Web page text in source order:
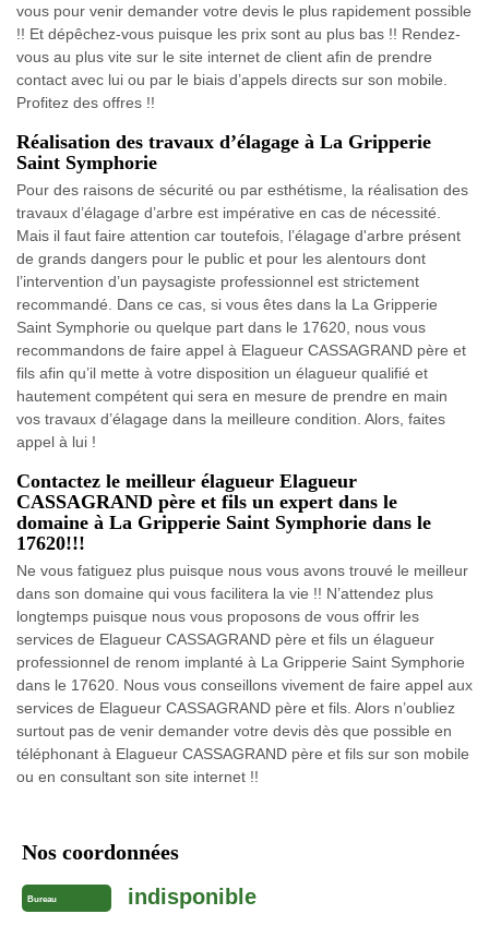
vous pour venir demander votre devis le plus rapidement possible
!! Et dépêchez-vous puisque les prix sont au plus bas !! Rendez-
vous au plus vite sur le site internet de client afin de prendre
contact avec lui ou par le biais d’appels directs sur son mobile.
Profitez des offres !!
Réalisation des travaux d’élagage à La Gripperie
Saint Symphorie
Pour des raisons de sécurité ou par esthétisme, la réalisation des
travaux d’élagage d’arbre est impérative en cas de nécessité.
Mais il faut faire attention car toutefois, l’élagage d'arbre présent
de grands dangers pour le public et pour les alentours dont
l’intervention d’un paysagiste professionnel est strictement
recommandé. Dans ce cas, si vous êtes dans la La Gripperie
Saint Symphorie ou quelque part dans le 17620, nous vous
recommandons de faire appel à Elagueur CASSAGRAND père et
fils afin qu’il mette à votre disposition un élagueur qualifié et
hautement compétent qui sera en mesure de prendre en main
vos travaux d’élagage dans la meilleure condition. Alors, faites
appel à lui !
Contactez le meilleur élagueur Elagueur
CASSAGRAND père et fils un expert dans le
domaine à La Gripperie Saint Symphorie dans le
17620!!!
Ne vous fatiguez plus puisque nous vous avons trouvé le meilleur
dans son domaine qui vous facilitera la vie !! N’attendez plus
longtemps puisque nous vous proposons de vous offrir les
services de Elagueur CASSAGRAND père et fils un élagueur
professionnel de renom implanté à La Gripperie Saint Symphorie
dans le 17620. Nous vous conseillons vivement de faire appel aux
services de Elagueur CASSAGRAND père et fils. Alors n’oubliez
surtout pas de venir demander votre devis dès que possible en
téléphonant à Elagueur CASSAGRAND père et fils sur son mobile
ou en consultant son site internet !!
Nos coordonnées
Bureau indisponible